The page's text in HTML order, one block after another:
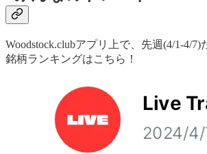
Woodstock.clubアプリ上で、先週(4/1-4/
銘柄ランキングはこちら！